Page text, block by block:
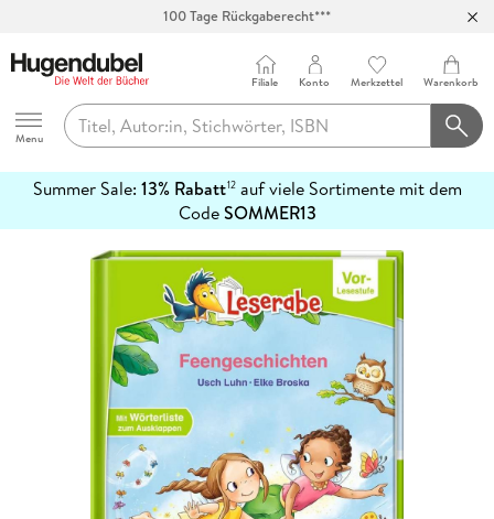
100 Tage Rückgaberecht***
Hugendubel
Menu
Filiale Konto Merkzettel Warenkorb
Summer Sale: 13% Rabatt12auf viele Sortimente mit dem
CodeSOMMER13
erfahren